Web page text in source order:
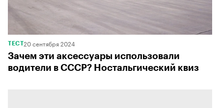
ТЕСТ20 сентября 2024
Зачем эти аксессуары использовали
водители в СССР? Ностальгический квиз